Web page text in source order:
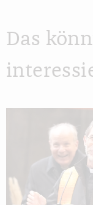
Das